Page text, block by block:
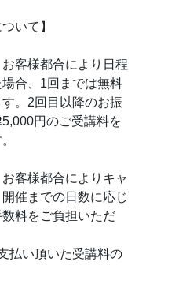
いて】
客様都合により日程
合、1回までは無料
。2回目以降のお振
円のご受講料を
客様都合によりキャ
催までの日数に応じ
料をご負担いただ
払い頂いた受講料の